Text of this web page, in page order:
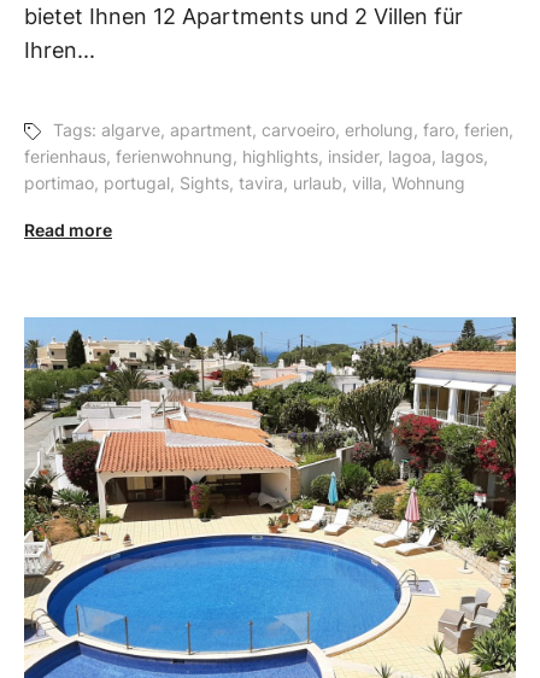
bietet Ihnen 12 Apartments und 2 Villen für
Ihren...
Tags: algarve, apartment, carvoeiro, erholung, faro, ferien,
ferienhaus, ferienwohnung, highlights, insider, lagoa, lagos,
portimao, portugal, Sights, tavira, urlaub, villa, Wohnung
Read more